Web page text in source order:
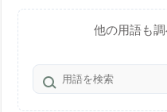
他の用語も調